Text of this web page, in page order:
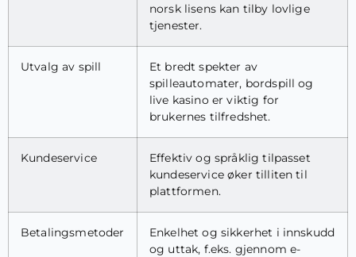
norsk lisens kan tilby lovlige
tjenester.
Utvalg av spill
Et bredt spekter av
spilleautomater, bordspill og
live kasino er viktig for
brukernes tilfredshet.
Kundeservice
Effektiv og språklig tilpasset
kundeservice øker tilliten til
plattformen.
Betalingsmetoder
Enkelhet og sikkerhet i innskudd
og uttak, f.eks. gjennom e-